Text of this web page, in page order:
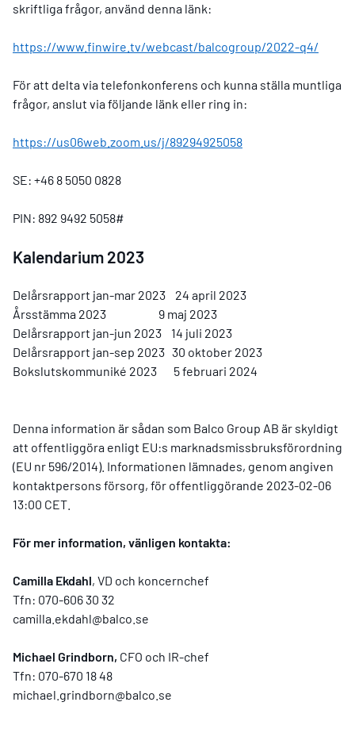
skriftliga frågor, använd denna länk:
https://www.finwire.tv/webcast/balcogroup/2022-q4/
För att delta via telefonkonferens och kunna ställa muntliga
frågor, anslut via följande länk eller ring in:
https://us06web.zoom.us/j/89294925058
SE: +46 8 5050 0828
PIN: 892 9492 5058#
Kalendarium 2023
Delårsrapport jan-mar 2023 24 april 2023
Årsstämma 2023 9 maj 2023
Delårsrapport jan-jun 2023 14 juli 2023
Delårsrapport jan-sep 2023 30 oktober 2023
Bokslutskommuniké 2023 5 februari 2024
Denna information är sådan som Balco Group AB är skyldigt
att offentliggöra enligt EU:s marknadsmissbruksförordning
(EU nr 596/2014). Informationen lämnades, genom angiven
kontaktpersons försorg, för offentliggörande 2023-02-06
13:00 CET.
För mer information, vänligen kontakta:
Camilla Ekdahl, VD och koncernchef
Tfn: 070-606 30 32
camilla.ekdahl@balco.se
Michael Grindborn, CFO och IR-chef
Tfn: 070-670 18 48
michael.grindborn@balco.se